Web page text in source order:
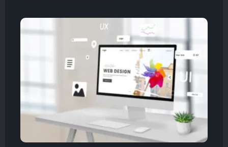
一下響應式網站的內容以及它在 2023 年對企業的重